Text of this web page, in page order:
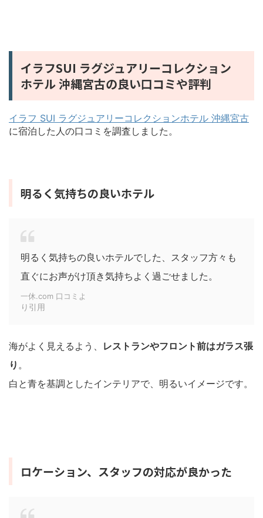
イラフSUI ラグジュアリーコレクション
ホテル 沖縄宮古の良い口コミや評判
イラフ SUI ラグジュアリーコレクションホテル 沖縄宮古
に宿泊した人の口コミを調査しました。
明るく気持ちの良いホテル
明るく気持ちの良いホテルでした、スタッフ方々も
直ぐにお声がけ頂き気持ちよく過ごせました。
一休.com 口コミよ
り引用
海がよく見えるよう、 レストランやフロント前はガラス張
り 。
白と青を基調としたインテリアで、明るいイメージです。
ロケーション、スタッフの対応が良かった